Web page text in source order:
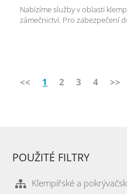
Nabízíme služby v oblasti
zámečnictví. Pro zabezpečení
<< 1 2 3 4 >>
POUŽITÉ FILTRY
Klempířské a